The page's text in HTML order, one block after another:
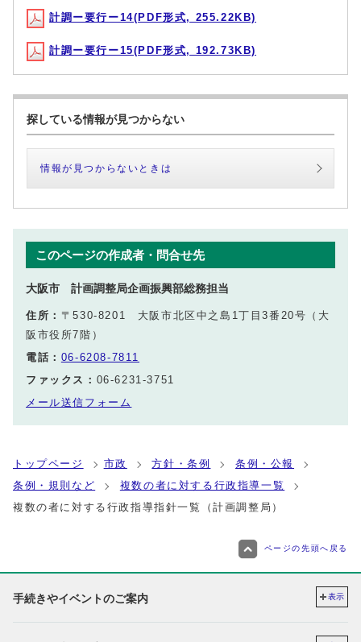
計調ー要行ー14(PDF形式, 255.22KB)
計調ー要行ー15(PDF形式, 192.73KB)
探している情報が見つからない
情報が見つからないときは
このページの作成者・問合せ先
大阪市 計画調整局企画振興部総務担当
住所： 〒530-8201 大阪市北区中之島1丁目3番20号（大
阪市役所7階）
電話： 06-6208-7811
ファックス： 06-6231-3751
メール送信フォーム
トップページ 市政 方針・条例
条例・公報
条例・規則など
複数の者に対する行政指導一覧
複数の者に対する行政指導指針一覧（計画調整局）
ページの先頭へ戻る
手続きやイベントのご案内 表示